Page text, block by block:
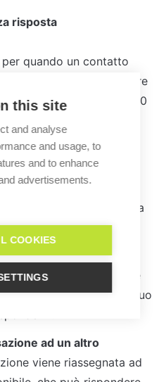
risposta
quando un contatto
mentre l'operatore
Definisci un tempo tra 30
viene attivata
azioni:
automatica viene
l'inattività nelle
non ricevono risposta da
più lungo.
la conversazione
viene disassegnata e
qualsiasi operatore del tuo
ad un altro
viene riassegnata ad
this site
and analyse
and usage, to
and to enhance
advertisements.
COOKIES